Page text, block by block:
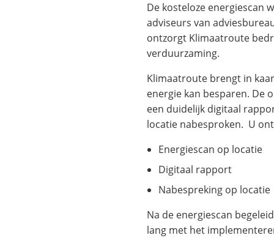
De kosteloze energiescan
adviseurs van
ontzorgt Klimaatroute
verduurzaming.
Klimaatroute brengt in
energie kan besparen. De
een duidelijk digitaal
locatie nabesproken. U
Energiescan op locatie
Digitaal rapport
Nabespreking op locatie
Na de energiescan
lang met het